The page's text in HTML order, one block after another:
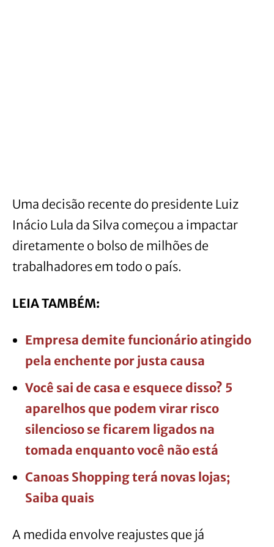
Uma decisão recente do presidente Luiz
Inácio Lula da Silva começou a impactar
diretamente o bolso de milhões de
trabalhadores em todo o país.
LEIA TAMBÉM:
Empresa demite funcionário atingido
pela enchente por justa causa
Você sai de casa e esquece disso? 5
aparelhos que podem virar risco
silencioso se ficarem ligados na
tomada enquanto você não está
Canoas Shopping terá novas lojas;
Saiba quais
A medida envolve reajustes que já